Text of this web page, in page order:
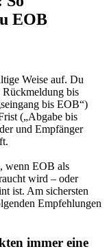
EOB
Weise auf. Du
bis
bis EOB“)
(„Abgabe bis
und Empfänger
wenn EOB als
wird – oder
ist. Am sichersten
Empfehlungen
immer eine